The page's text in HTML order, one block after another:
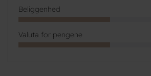
Beliggenhed
Valuta for pengene